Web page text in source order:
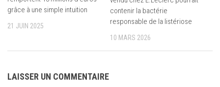
grâce à une simple intuition
21 JUIN 2025
contenir la bactérie
responsable de la listériose
10 MARS 2026
LAISSER UN COMMENTAIRE